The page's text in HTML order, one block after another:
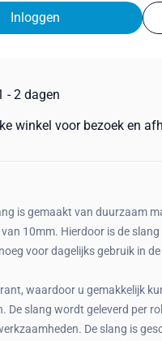
Inloggen
- 2 dagen
winkel voor bezoek en
is gemaakt van duurzaam
10mm. Hierdoor is de
voor dagelijks gebruik in
waardoor u gemakkelijk
De slang wordt geleverd per
De slang is